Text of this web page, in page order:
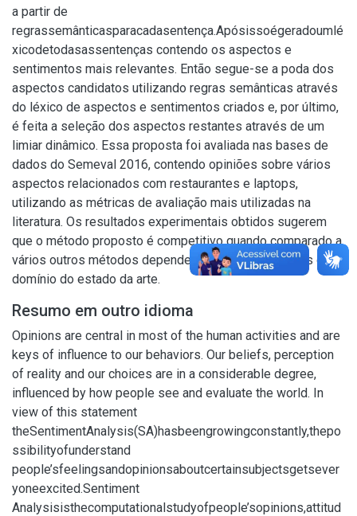
a partir de
regrassemânticasparacadasentença.Apósissoégeradoumlé
xicodetodasassentenças contendo os aspectos e
sentimentos mais relevantes. Então segue-se a poda dos
aspectos candidatos utilizando regras semânticas através
do léxico de aspectos e sentimentos criados e, por último,
é feita a seleção dos aspectos restantes através de um
limiar dinâmico. Essa proposta foi avaliada nas bases de
dados do Semeval 2016, contendo opiniões sobre vários
aspectos relacionados com restaurantes e laptops,
utilizando as métricas de avaliação mais utilizadas na
literatura. Os resultados experimentais obtidos sugerem
que o método proposto é competitivo quando comparado a
vários outros métodos dependentes e independentes de
domínio do estado da arte.
Resumo em outro idioma
Opinions are central in most of the human activities and are
keys of influence to our behaviors. Our beliefs, perception
of reality and our choices are in a considerable degree,
influenced by how people see and evaluate the world. In
view of this statement
theSentimentAnalysis(SA)hasbeengrowingconstantly,thepo
ssibilityofunderstand
people’sfeelingsandopinionsaboutcertainsubjectsgetsever
yoneexcited.Sentiment
Analysisisthecomputationalstudyofpeople’sopinions,attitud